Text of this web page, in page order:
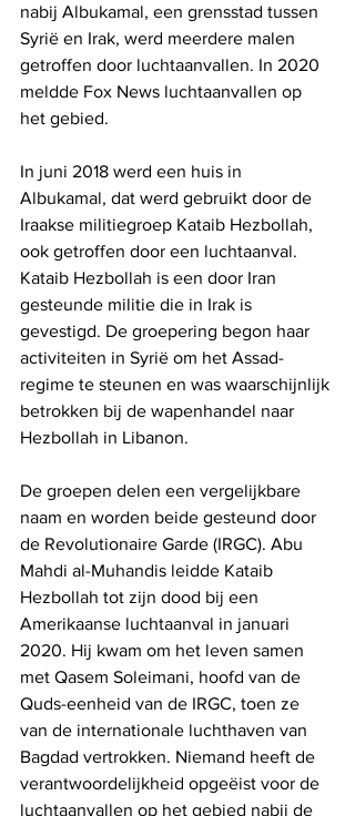
nabij Albukamal, een grensstad tussen
Syrië en Irak, werd meerdere malen
getroffen door luchtaanvallen. In 2020
meldde Fox News luchtaanvallen op
het gebied.
In juni 2018 werd een huis in
Albukamal, dat werd gebruikt door de
Iraakse militiegroep Kataib Hezbollah,
ook getroffen door een luchtaanval.
Kataib Hezbollah is een door Iran
gesteunde militie die in Irak is
gevestigd. De groepering begon haar
activiteiten in Syrië om het Assad-
regime te steunen en was waarschijnlijk
betrokken bij de wapenhandel naar
Hezbollah in Libanon.
De groepen delen een vergelijkbare
naam en worden beide gesteund door
de Revolutionaire Garde (IRGC). Abu
Mahdi al-Muhandis leidde Kataib
Hezbollah tot zijn dood bij een
Amerikaanse luchtaanval in januari
2020. Hij kwam om het leven samen
met Qasem Soleimani, hoofd van de
Quds-eenheid van de IRGC, toen ze
van de internationale luchthaven van
Bagdad vertrokken. Niemand heeft de
verantwoordelijkheid opgeëist voor de
luchtaanvallen op het gebied nabij de